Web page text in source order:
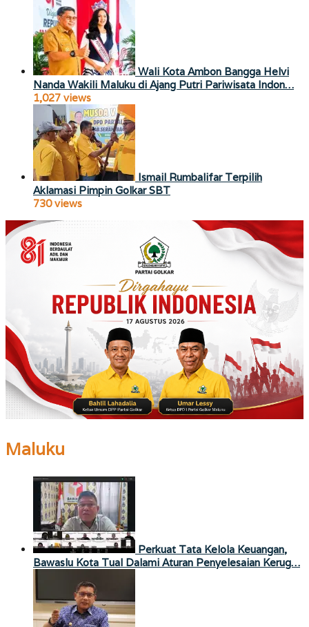
Wali Kota Ambon Bangga Helvi
Nanda Wakili Maluku di Ajang Putri Pariwisata Indon…
1,027 views
Ismail Rumbalifar Terpilih
Aklamasi Pimpin Golkar SBT
730 views
Maluku
Perkuat Tata Kelola Keuangan,
Bawaslu Kota Tual Dalami Aturan Penyelesaian Kerug…